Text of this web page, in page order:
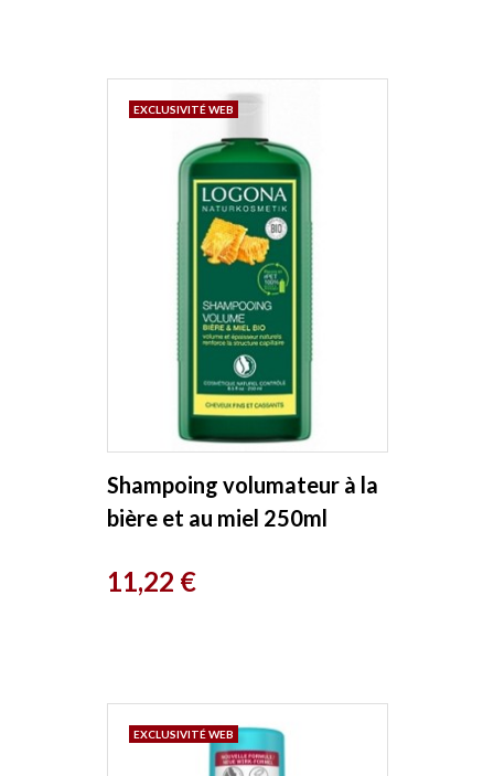
Shampoing volumateur à la
bière et au miel 250ml
Prix
11,22 €
EXCLUSIVITÉ WEB
EXCLUSIVITÉ WEB